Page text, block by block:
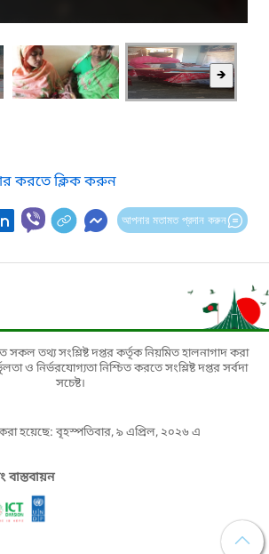
🡺
করতে ক্লিক করুন
আপনার মতামত প্রদান করুন
সকল তথ্য সংশ্লিষ্ট দপ্তর কর্তৃক নিয়মিত হালনাগাদ করা
ও নির্ভরযোগ্যতা নিশ্চিত করতে সংশ্লিষ্ট দপ্তর সর্বদা
সচেষ্ট।
হয়েছে: বৃহস্পতিবার, ৯ এপ্রিল, ২০২৬ এ
বাস্তবায়ন